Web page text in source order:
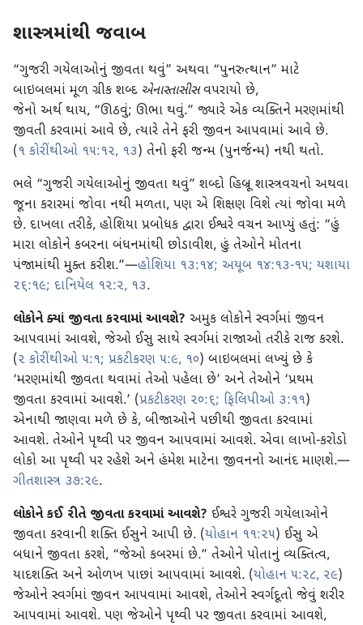
શાસ્ત્રમાંથી જવાબ
“ગુજરી ગયેલાઓનું જીવતા થવું” અથવા “પુનરુત્થાન” માટે
બાઇબલમાં મૂળ ગ્રીક શબ્દ એનાસ્તાસીસવપરાયો છે,
જેનો અર્થ થાય, “ઊઠવું; ઊભા થવું.” જ્યારે એક વ્યક્તિને મરણમાંથી
જીવતી કરવામાં આવે છે, ત્યારે તેને ફરી જીવન આપવામાં આવે છે.
(૧ કોરીંથીઓ ૧૫:૧૨, ૧૩) તેનો ફરી જન્મ (પુનર્જન્મ) નથી થતો.
ભલે “ગુજરી ગયેલાઓનું જીવતા થવું” શબ્દો હિબ્રૂ શાસ્ત્રવચનો અથવા
જૂના કરારમાં જોવા નથી મળતા, પણ એ શિક્ષણ વિશે ત્યાં જોવા મળે
છે. દાખલા તરીકે, હોશિયા પ્રબોધક દ્વારા ઈશ્વરે વચન આપ્યું હતું: “હું
મારા લોકોને કબરના બંધનમાંથી છોડાવીશ, હું તેઓને મોતના
પંજામાંથી મુક્ત કરીશ.”—હોશિયા ૧૩:૧૪; અયૂબ ૧૪:૧૩-૧૫; યશાયા
૨૬:૧૯; દાનિયેલ ૧૨:૨, ૧૩.
લોકોને ક્યાં જીવતા કરવામાં આવશે? અમુક લોકોને સ્વર્ગમાં જીવન
આપવામાં આવશે, જેઓ ઈસુ સાથે સ્વર્ગમાં રાજાઓ તરીકે રાજ કરશે.
(૨ કોરીંથીઓ ૫:૧; પ્રકટીકરણ ૫:૯, ૧૦) બાઇબલમાં લખ્યું છે કે
‘મરણમાંથી જીવતા થવામાં તેઓ પહેલા છે’ અને તેઓને ‘પ્રથમ
જીવતા કરવામાં આવશે.’ (પ્રકટીકરણ ૨૦:૬; ફિલિપીઓ ૩:૧૧)
એનાથી જાણવા મળે છે કે, બીજાઓને પછીથી જીવતા કરવામાં
આવશે. તેઓને પૃથ્વી પર જીવન આપવામાં આવશે. એવા લાખો-કરોડો
લોકો આ પૃથ્વી પર રહેશે અને હંમેશ માટેના જીવનનો આનંદ માણશે.—
ગીતશાસ્ત્ર ૩૭:૨૯.
લોકોને કઈ રીતે જીવતા કરવામાં આવશે? ઈશ્વરે ગુજરી ગયેલાઓને
જીવતા કરવાની શક્તિ ઈસુને આપી છે. (યોહાન ૧૧:૨૫) ઈસુ એ
બધાને જીવતા કરશે, “જેઓ કબરમાં છે.” તેઓને પોતાનું વ્યક્તિત્વ,
યાદશક્તિ અને ઓળખ પાછાં આપવામાં આવશે. (યોહાન ૫:૨૮, ૨૯)
જેઓને સ્વર્ગમાં જીવન આપવામાં આવશે, તેઓને સ્વર્ગદૂતો જેવું શરીર
આપવામાં આવશે. પણ જેઓને પૃથ્વી પર જીવતા કરવામાં આવશે,